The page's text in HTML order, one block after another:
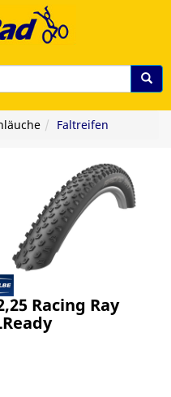
Faltreifen
Racing Ray